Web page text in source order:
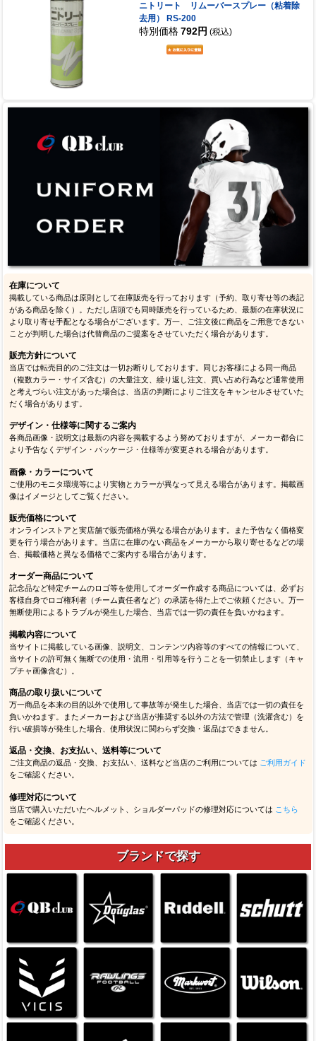
ニトリート リムーバースプレー（粘着除
去用） RS-200
特別価格 792円 (税込)
在庫について
掲載している商品は原則として在庫販売を行っております（予約、取り寄せ等の表記
がある商品を除く）。ただし店頭でも同時販売を行っているため、最新の在庫状況に
より取り寄せ手配となる場合がございます。万一、ご注文後に商品をご用意できない
ことが判明した場合は代替商品のご提案をさせていただく場合があります。
販売方針について
当店では転売目的のご注文は一切お断りしております。同じお客様による同一商品
（複数カラー・サイズ含む）の大量注文、繰り返し注文、買い占め行為など通常使用
と考えづらい注文があった場合は、当店の判断によりご注文をキャンセルさせていた
だく場合があります。
デザイン・仕様等に関するご案内
各商品画像・説明文は最新の内容を掲載するよう努めておりますが、メーカー都合に
より予告なくデザイン・パッケージ・仕様等が変更される場合があります。
画像・カラーについて
ご使用のモニタ環境等により実物とカラーが異なって見える場合があります。掲載画
像はイメージとしてご覧ください。
販売価格について
オンラインストアと実店舗で販売価格が異なる場合があります。また予告なく価格変
更を行う場合があります。当店に在庫のない商品をメーカーから取り寄せるなどの場
合、掲載価格と異なる価格でご案内する場合があります。
オーダー商品について
記念品など特定チームのロゴ等を使用してオーダー作成する商品については、必ずお
客様自身でロゴ権利者（チーム責任者など）の承諾を得た上でご依頼ください。万一
無断使用によるトラブルが発生した場合、当店では一切の責任を負いかねます。
掲載内容について
当サイトに掲載している画像、説明文、コンテンツ内容等のすべての情報について、
当サイトの許可無く無断での使用・流用・引用等を行うことを一切禁止します（キャ
プチャ画像含む）。
商品の取り扱いについて
万一商品を本来の目的以外で使用して事故等が発生した場合、当店では一切の責任を
負いかねます。またメーカーおよび当店が推奨する以外の方法で管理（洗濯含む）を
行い破損等が発生した場合、使用状況に関わらず交換・返品はできません。
返品・交換、お支払い、送料等について
ご注文商品の返品・交換、お支払い、送料など当店のご利用については ご利用ガイド
をご確認ください。
修理対応について
当店で購入いただいたヘルメット、ショルダーパッドの修理対応については こちら
をご確認ください。
ブランドで探す